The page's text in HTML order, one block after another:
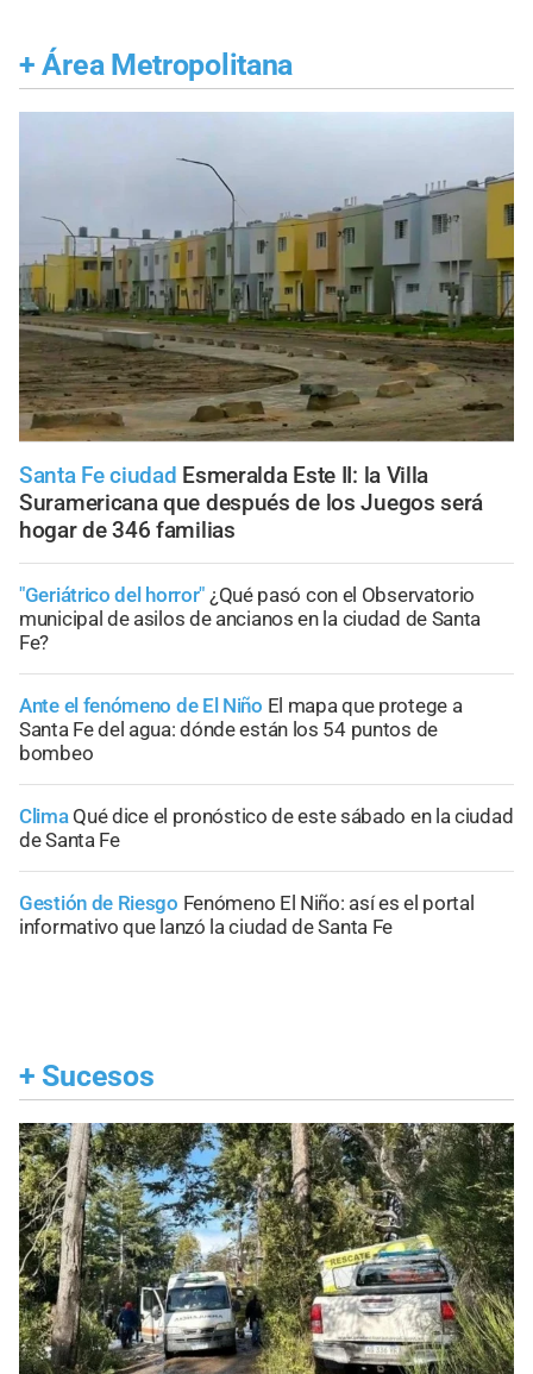
+ Área Metropolitana
Santa Fe ciudad Esmeralda Este II: la Villa
Suramericana que después de los Juegos será
hogar de 346 familias
"Geriátrico del horror" ¿Qué pasó con el Observatorio
municipal de asilos de ancianos en la ciudad de Santa
Fe?
Ante el fenómeno de El Niño El mapa que protege a
Santa Fe del agua: dónde están los 54 puntos de
bombeo
Clima Qué dice el pronóstico de este sábado en la ciudad
de Santa Fe
Gestión de Riesgo Fenómeno El Niño: así es el portal
informativo que lanzó la ciudad de Santa Fe
+ Sucesos